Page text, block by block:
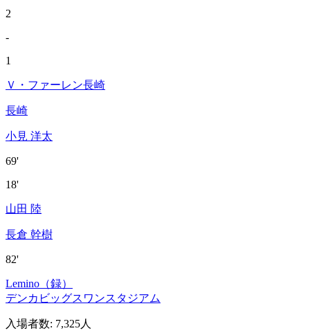
2
-
1
Ｖ・ファーレン長崎
長崎
小見 洋太
69'
18'
山田 陸
長倉 幹樹
82'
Lemino（録）
デンカビッグスワンスタジアム
入場者数: 7,325人